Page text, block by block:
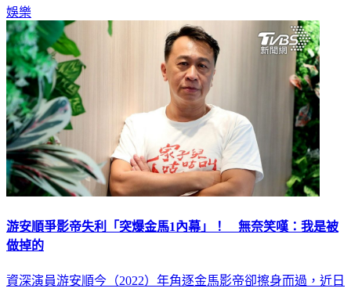
娛樂
游安順爭影帝失利「突爆金馬1內幕」！ 無奈笑嘆：我是被
做掉的
資深演員游安順今（2022）年角逐金馬影帝卻擦身而過，近日